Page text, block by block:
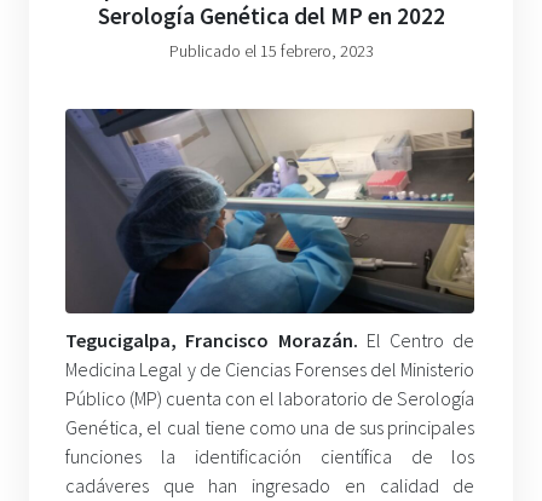
Serología Genética del MP en 2022
Publicado el 15 febrero, 2023
Tegucigalpa, Francisco Morazán. El Centro de
Medicina Legal y de Ciencias Forenses del Ministerio
Público (MP) cuenta con el laboratorio de Serología
Genética, el cual tiene como una de sus principales
funciones la identificación científica de los
cadáveres que han ingresado en calidad de